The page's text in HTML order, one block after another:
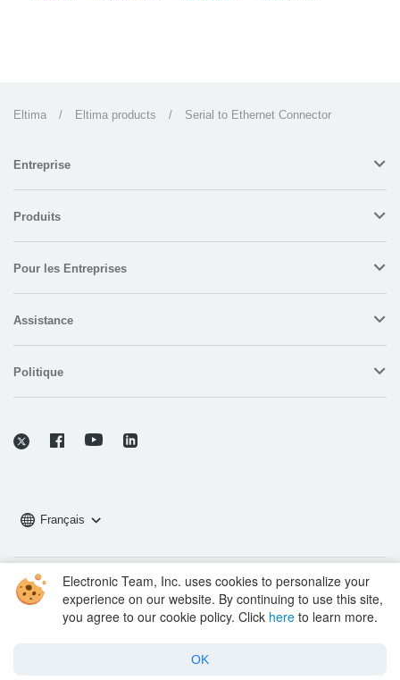
Electronic Team, Inc. uses cookies to personalize your
experience on our website. By continuing to use this site,
you agree to our cookie policy. Click here to learn more.
OK
Eltima / Eltima products / Serial to Ethernet Connector
Entreprise
Produits
Pour les Entreprises
Assistance
Politique
Français
Copyright © 2026 Electronic Team, Inc., ses filiales et ses concédants.
Informations Légales.
11890 Sunrise Valley Dr, Ste 111, Reston, VA 20191, USA • +12023358465 •